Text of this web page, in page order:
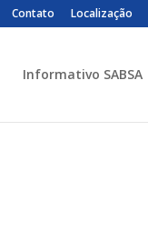
Contato Localização
Informativo SABSA